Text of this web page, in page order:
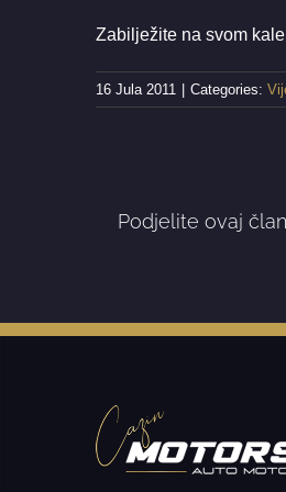
Zabilježite na svom
16 Jula 2011 Categories:
Podjelite ovaj